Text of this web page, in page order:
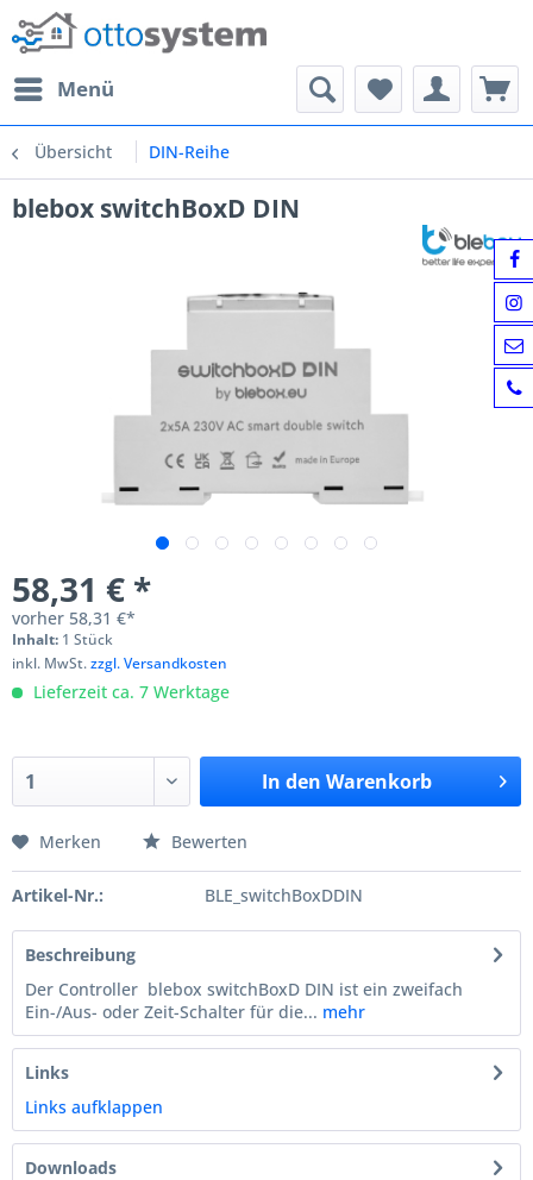
Menü
Übersicht DIN-Reihe
blebox switchBoxD DIN
58,31 € *
vorher 58,31 €*
Inhalt: 1 Stück
inkl. MwSt.zzgl. Versandkosten
Lieferzeit ca. 7 Werktage
In den Warenkorb
Merken Bewerten
Artikel-Nr.: BLE_switchBoxDDIN
Beschreibung
Der Controller blebox switchBoxD DIN ist ein zweifach
Ein-/Aus- oder Zeit-Schalter für die... mehr
Links
Links aufklappen
Downloads